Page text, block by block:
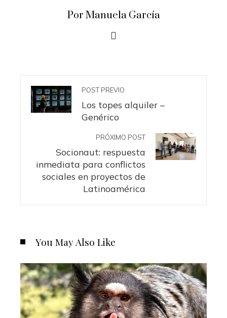
Por Manuela García
POST PREVIO
Los topes alquiler –
Genérico
PRÓXIMO POST
Socionaut: respuesta
inmediata para conflictos
sociales en proyectos de
Latinoamérica
You May Also Like